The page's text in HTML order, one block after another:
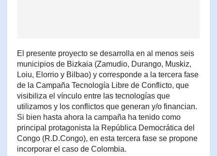
El presente proyecto se desarrolla en al menos seis
municipios de Bizkaia (Zamudio, Durango, Muskiz,
Loiu, Elorrio y Bilbao) y corresponde a la tercera fase
de la Campaña Tecnología Libre de Conflicto, que
visibiliza el vínculo entre las tecnologías que
utilizamos y los conflictos que generan y/o financian.
Si bien hasta ahora la campaña ha tenido como
principal protagonista la República Democrática del
Congo (R.D.Congo), en esta tercera fase se propone
incorporar el caso de Colombia.